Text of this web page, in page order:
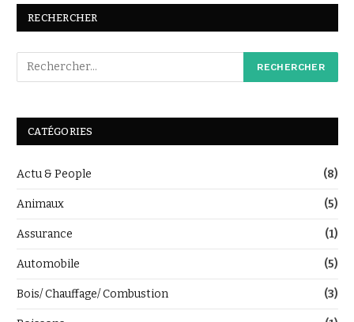
RECHERCHER
CATÉGORIES
Actu & People (8)
Animaux (5)
Assurance (1)
Automobile (5)
Bois/ Chauffage/ Combustion (3)